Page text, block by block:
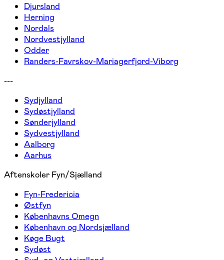
Djursland
Herning
Nordals
Nordvestjylland
Odder
Randers-Favrskov-Mariagerfjord-Viborg
---
Sydjylland
Sydøstjylland
Sønderjylland
Sydvestjylland
Aalborg
Aarhus
Aftenskoler Fyn/Sjælland
Fyn-Fredericia
Østfyn
Københavns Omegn
København og Nordsjælland
Køge Bugt
Sydøst